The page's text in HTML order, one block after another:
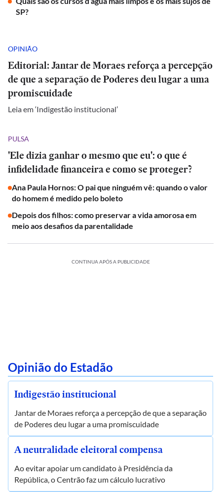
SP?
OPINIÃO
Editorial: Jantar de Moraes reforça a percepção
de que a separação de Poderes deu lugar a uma
promiscuidade
Leia em ‘Indigestão institucional’
PULSA
'Ele dizia ganhar o mesmo que eu': o que é
infidelidade financeira e como se proteger?
Ana Paula Hornos: O pai que ninguém vê: quando o valor
do homem é medido pelo boleto
Depois dos filhos: como preservar a vida amorosa em
meio aos desafios da parentalidade
CONTINUA APÓS A PUBLICIDADE
Opinião do Estadão
Indigestão institucional
Jantar de Moraes reforça a percepção de que a separação
de Poderes deu lugar a uma promiscuidade
A neutralidade eleitoral compensa
Ao evitar apoiar um candidato à Presidência da
República, o Centrão faz um cálculo lucrativo